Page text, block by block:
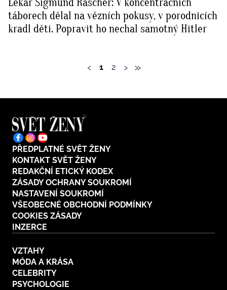
táborech dělal na vězních pokusy, v porodnicích
kradl děti. Popravit ho nechal samotný Hitler
‹ 1 2 › »
PŘEDPLATNÉ SVĚT ŽENY
KONTAKT SVĚT ŽENY
REDAKČNÍ ETICKÝ KODEX
ZÁSADY OCHRANY SOUKROMÍ
NASTAVENÍ SOUKROMÍ
VŠEOBECNÉ OBCHODNÍ PODMÍNKY
COOKIES ZÁSADY
INZERCE
VZTAHY
MÓDA A KRÁSA
CELEBRITY
PSYCHOLOGIE